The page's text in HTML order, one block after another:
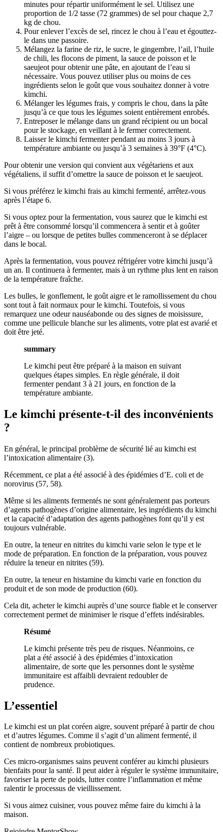
minutes pour répartir uniformément le sel. Utilisez une
proportion de 1/2 tasse (72 grammes) de sel pour chaque 2,7
kg de chou.
Pour enlever l’excès de sel, rincez le chou à l’eau et égouttez-
le dans une passoire.
Mélangez la farine de riz, le sucre, le gingembre, l’ail, l’huile
de chili, les flocons de piment, la sauce de poisson et le
saeujeot pour obtenir une pâte, en ajoutant de l’eau si
nécessaire. Vous pouvez utiliser plus ou moins de ces
ingrédients selon le goût que vous souhaitez donner à votre
kimchi.
Mélanger les légumes frais, y compris le chou, dans la pâte
jusqu’à ce que tous les légumes soient entièrement enrobés.
Entreposer le mélange dans un grand récipient ou un bocal
pour le stockage, en veillant à le fermer correctement.
Laisser le kimchi fermenter pendant au moins 3 jours à
température ambiante ou jusqu’à 3 semaines à 39°F (4°C).
Pour obtenir une version qui convient aux végétariens et aux
végétaliens, il suffit d’omettre la sauce de poisson et le saeujeot.
Si vous préférez le kimchi frais au kimchi fermenté, arrêtez-vous
après l’étape 6.
Si vous optez pour la fermentation, vous saurez que le kimchi est
prêt à être consommé lorsqu’il commencera à sentir et à goûter
l’aigre – ou lorsque de petites bulles commenceront à se déplacer
dans le bocal.
Après la fermentation, vous pouvez réfrigérer votre kimchi jusqu’à
un an. Il continuera à fermenter, mais à un rythme plus lent en raison
de la température fraîche.
Les bulles, le gonflement, le goût aigre et le ramollissement du chou
sont tout à fait normaux pour le kimchi. Toutefois, si vous
remarquez une odeur nauséabonde ou des signes de moisissure,
comme une pellicule blanche sur les aliments, votre plat est avarié et
doit être jeté.
summary
Le kimchi peut être préparé à la maison en suivant
quelques étapes simples. En règle générale, il doit
fermenter pendant 3 à 21 jours, en fonction de la
température ambiante.
Le kimchi présente-t-il des inconvénients
?
En général, le principal problème de sécurité lié au kimchi est
l’intoxication alimentaire (3).
Récemment, ce plat a été associé à des épidémies d’E. coli et de
norovirus (57, 58).
Même si les aliments fermentés ne sont généralement pas porteurs
d’agents pathogènes d’origine alimentaire, les ingrédients du kimchi
et la capacité d’adaptation des agents pathogènes font qu’il y est
toujours vulnérable.
En outre, la teneur en nitrites du kimchi varie selon le type et le
mode de préparation. En fonction de la préparation, vous pouvez
réduire la teneur en nitrites (59).
En outre, la teneur en histamine du kimchi varie en fonction du
produit et de son mode de production (60).
Cela dit, acheter le kimchi auprès d’une source fiable et le conserver
correctement permet de minimiser le risque d’effets indésirables.
Résumé
Le kimchi présente très peu de risques. Néanmoins, ce
plat a été associé à des épidémies d’intoxication
alimentaire, de sorte que les personnes dont le système
immunitaire est affaibli devraient redoubler de
prudence.
L’essentiel
Le kimchi est un plat coréen aigre, souvent préparé à partir de chou
et d’autres légumes. Comme il s’agit d’un aliment fermenté, il
contient de nombreux probiotiques.
Ces micro-organismes sains peuvent conférer au kimchi plusieurs
bienfaits pour la santé. Il peut aider à réguler le système immunitaire,
favoriser la perte de poids, lutter contre l’inflammation et même
ralentir le processus de vieillissement.
Si vous aimez cuisiner, vous pouvez même faire du kimchi à la
maison.